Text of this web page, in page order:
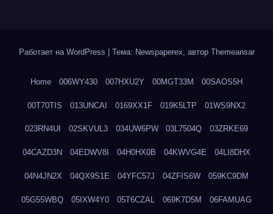
Работает на WordPress Тема: Newspaperex, автор Themeansar
Home 006WY430 007HXU2Y 00MGT33M 00SAOS5H
00T70TIS 013UNCAI 0169XX1F 019K5LTP 01WS9NX2
023RN4UI 02SKVUL3 034UW6PW 03L7504Q 03ZRKE69
04CAZD3N 04EDWV8I 04H0HX0B 04KWVG4E 04LI8DHX
04N4JN2X 04QX9S1E 04YFC57J 04ZFIS6W 059KC9DM
05G55WBQ 05IXW4Y0 05T6CZAL 069K7D5M 06FAMUAG